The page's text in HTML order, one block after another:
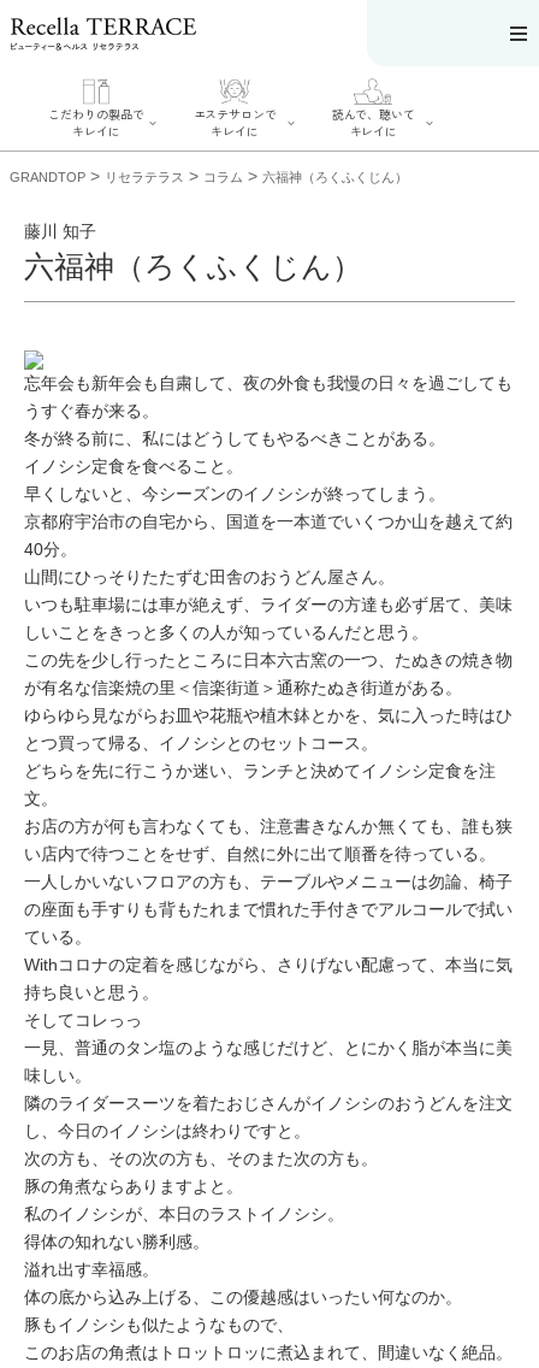
こだわりの製品で
キレイに
SERIES#01 私た
SERIES#02 水へ
のこだわり
SERIES#03 無
添加化粧品につ
いて
エステサロンで
キレイに
を探す
肌改善のプロが
リフティング認
定とは？
肌改善のプロと
は？
読んで、聴いて
キレイに
読んで、聴いてキ
糖質制限レシピ
ャルコンテンツ
お悩みから記事
ニキビ 日焼け 首
のしわ 敏感肌 た
るみ シミ
コラム
GRANDTOP > リセラテラス > コラム > 六福神（ろくふくじん）
藤川 知子
六福神（ろくふくじん）
忘年会も新年会も自粛して、夜の外食も我慢の日々を過ごしても
うすぐ春が来る。
冬が終る前に、私にはどうしてもやるべきことがある。
イノシシ定食を食べること。
早くしないと、今シーズンのイノシシが終ってしまう。
京都府宇治市の自宅から、国道を一本道でいくつか山を越えて約
40分。
山間にひっそりたたずむ田舎のおうどん屋さん。
いつも駐車場には車が絶えず、ライダーの方達も必ず居て、美味
しいことをきっと多くの人が知っているんだと思う。
この先を少し行ったところに日本六古窯の一つ、たぬきの焼き物
が有名な信楽焼の里＜信楽街道＞通称たぬき街道がある。
ゆらゆら見ながらお皿や花瓶や植木鉢とかを、気に入った時はひ
とつ買って帰る、イノシシとのセットコース。
どちらを先に行こうか迷い、ランチと決めてイノシシ定食を注
文。
お店の方が何も言わなくても、注意書きなんか無くても、誰も狭
い店内で待つことをせず、自然に外に出て順番を待っている。
一人しかいないフロアの方も、テーブルやメニューは勿論、椅子
の座面も手すりも背もたれまで慣れた手付きでアルコールで拭い
ている。
Withコロナの定着を感じながら、さりげない配慮って、本当に気
持ち良いと思う。
そしてコレっっ
一見、普通のタン塩のような感じだけど、とにかく脂が本当に美
味しい。
隣のライダースーツを着たおじさんがイノシシのおうどんを注文
し、今日のイノシシは終わりですと。
次の方も、その次の方も、そのまた次の方も。
豚の角煮ならありますよと。
私のイノシシが、本日のラストイノシシ。
得体の知れない勝利感。
溢れ出す幸福感。
体の底から込み上げる、この優越感はいったい何なのか。
豚もイノシシも似たようなもので、
このお店の角煮はトロットロッに煮込まれて、間違いなく絶品。